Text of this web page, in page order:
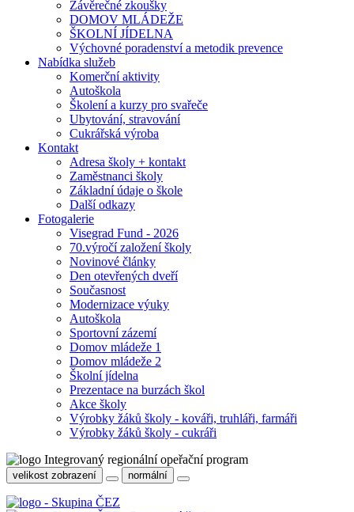
Závěrečné zkoušky
DOMOV MLÁDEŽE
ŠKOLNÍ JÍDELNA
Výchovné poradenství a metodik prevence
Nabídka služeb
Komerční aktivity
Autoškola
Školení a kurzy pro svařeče
Ubytování, stravování
Cukrářská výroba
Kontakt
Adresa školy + kontakt
Zaměstnanci školy
Základní údaje o škole
Další odkazy
Fotogalerie
Visegrad Fund - 2026
70.výročí založení školy
Novinové články
Den otevřených dveří
Současnost
Modernizace výuky
Autoškola
Sportovní zázemí
Domov mládeže 1
Domov mládeže 2
Školní jídelna
Prezentace na burzách škol
Akce školy
Výrobky žáků školy - kováři, truhláři, farmáři
Výrobky žáků školy - cukráři
velikost zobrazení normální